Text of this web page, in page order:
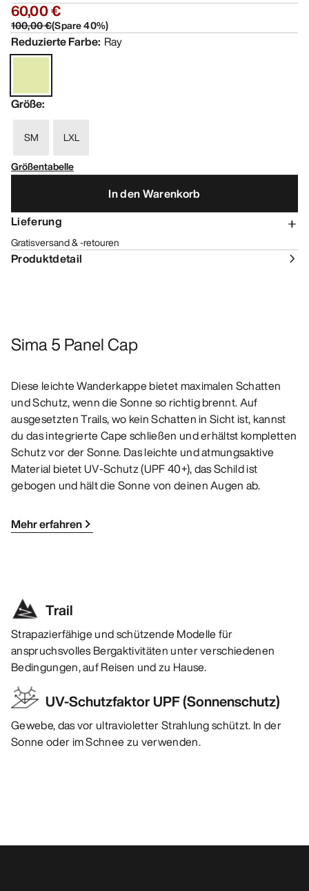
60,00 €
100,00 €(Spare40%)
Reduzierte Farbe: Ray
Größe:
SM
LXL
Größentabelle
In den Warenkorb
Lieferung
Gratisversand & -retouren
Produktdetail
Sima 5 Panel Cap
Diese leichte Wanderkappe bietet maximalen Schatten
und Schutz, wenn die Sonne so richtig brennt. Auf
ausgesetzten Trails, wo kein Schatten in Sicht ist, kannst
du das integrierte Cape schließen und erhältst kompletten
Schutz vor der Sonne. Das leichte und atmungsaktive
Material bietet UV-Schutz (UPF 40+), das Schild ist
gebogen und hält die Sonne von deinen Augen ab.
Mehr erfahren
Trail
Strapazierfähige und schützende Modelle für
anspruchsvolles Bergaktivitäten unter verschiedenen
Bedingungen, auf Reisen und zu Hause.
UV-Schutzfaktor UPF (Sonnenschutz)
Gewebe, das vor ultravioletter Strahlung schützt. In der
Sonne oder im Schnee zu verwenden.